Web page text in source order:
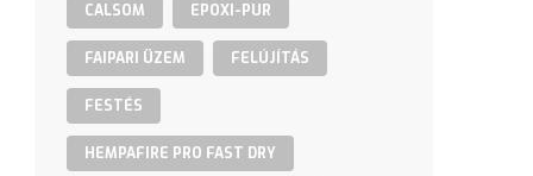
CALSOM EPOXI-PUR
FAIPARI ÜZEM FELÚJÍTÁS
FESTÉS
HEMPAFIRE PRO FAST DRY